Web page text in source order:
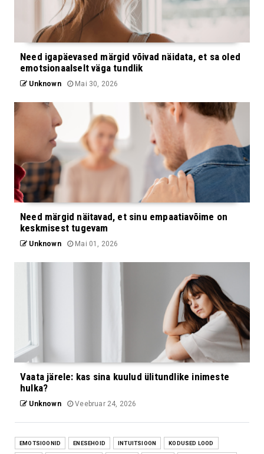
Need igapäevased märgid võivad näidata, et sa oled
emotsionaalselt väga tundlik
Unknown Mai 30, 2026
Need märgid näitavad, et sinu empaatiavõime on
keskmisest tugevam
Unknown Mai 01, 2026
Vaata järele: kas sina kuulud ülitundlike inimeste
hulka?
Unknown Veebruar 24, 2026
EMOTSIOONID ENESEHOID INTUITSIOON KODUSED LOOD